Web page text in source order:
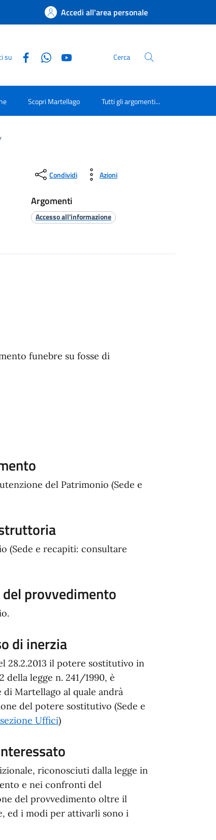
Accedi all'area personale
su Cerca
Scopri Martellago Tutti gli argomenti...
Condividi Azioni
Argomenti
Accesso all'informazione
funebre su fosse di
del Patrimonio (Sede e
(Sede e recapiti: consultare
provvedimento
di inerzia
28.2.2013 il potere sostitutivo in
della legge n. 241/1990, è
Martellago al quale andrà
del potere sostitutivo (Sede e
sezione Uffici)
riconosciuti dalla legge in
e nei confronti del
del provvedimento oltre il
ed i modi per attivarli sono i